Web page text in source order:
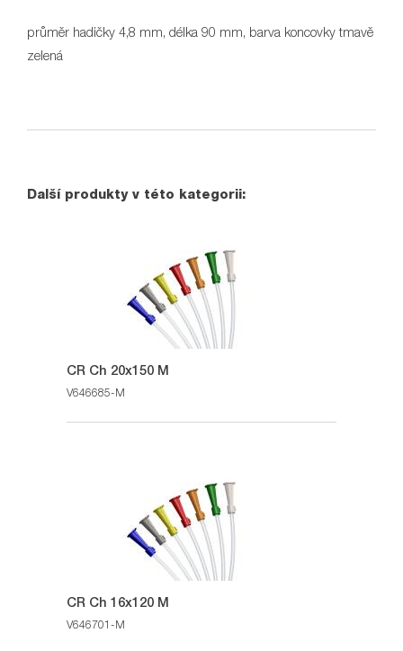
průměr hadičky 4,8 mm, délka 90 mm, barva koncovky tmavě
zelená
Další produkty v této kategorii:
CR Ch 20x150 M
V646685-M
CR Ch 16x120 M
V646701-M